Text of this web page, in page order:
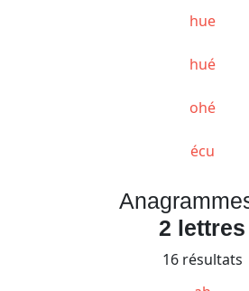
hue
hué
ohé
écu
2 lettres
16 résultats